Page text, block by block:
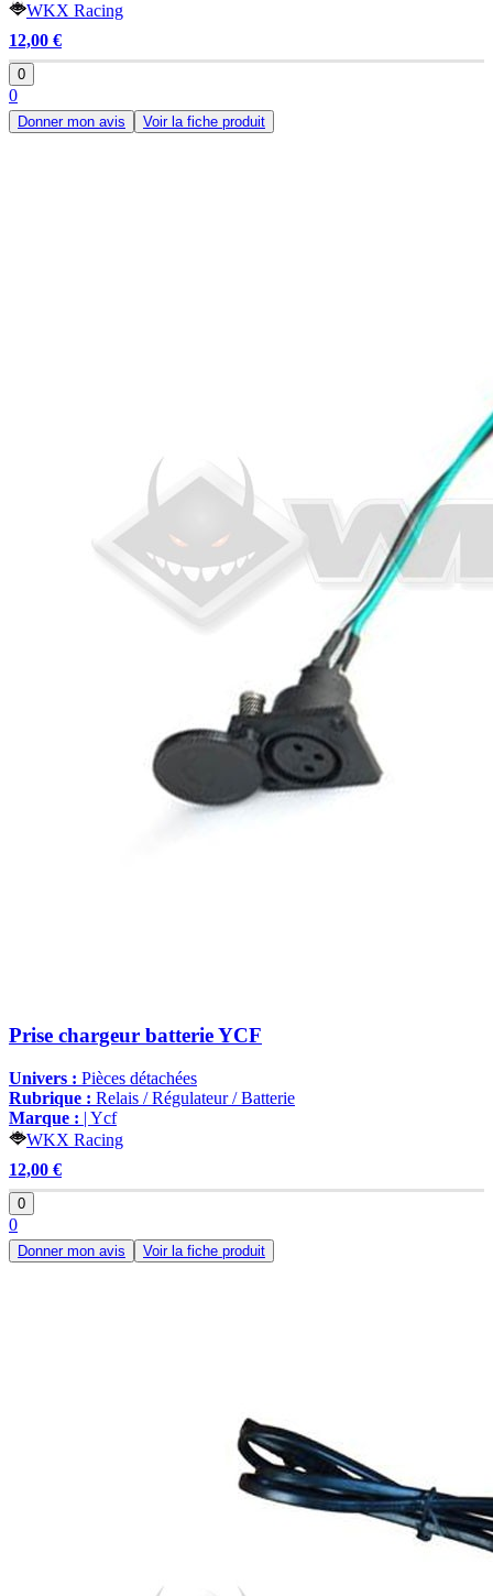
WKX Racing
12,00 €
0
0
Donner mon avis Voir la fiche produit
Prise chargeur batterie YCF
Univers : Pièces détachées
Rubrique : Relais / Régulateur / Batterie
Marque : | Ycf
WKX Racing
12,00 €
0
0
Donner mon avis Voir la fiche produit